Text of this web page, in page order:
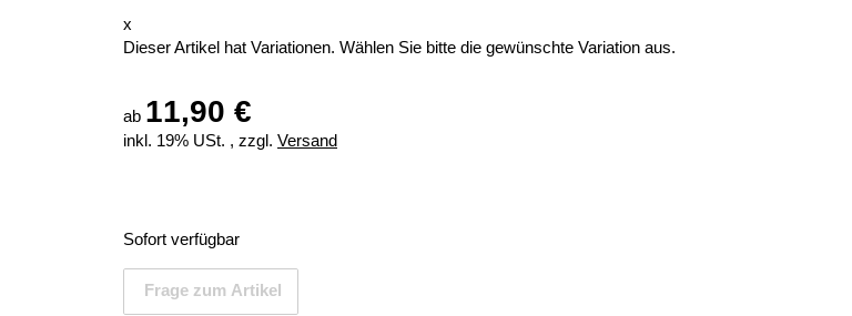
x
Dieser Artikel hat Variationen. Wählen Sie bitte die gewünschte Variation aus.
ab 11,90 €
inkl. 19% USt. , zzgl. Versand
Sofort verfügbar
Frage zum Artikel